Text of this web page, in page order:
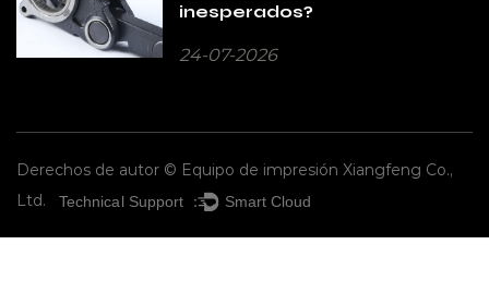
inesperados?
24-07-2026
Derechos de autor © Equipo de impresión Xiangfeng Co.,
Ltd. Technical Support ： Smart Cloud